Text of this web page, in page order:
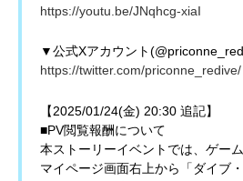
https://youtu.be/JNqhcg-xiaI
▼公式Xアカウント
https://twitter.com/priconne_redive/
【2025/01/24(金) 20:30 追記】
■PV閲覧報酬について
本ストーリーイベントでは、ゲー
マイページ画面右上から「ダイブ